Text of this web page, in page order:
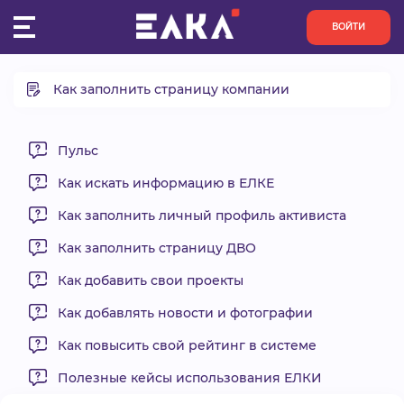
ВОЙТИ
ПУЛЬС
КОНКУРСЫ
ОРГАНИЗАЦИИ
АКТИВИСТЫ
ПРОЕКТЫ
БАЗА ЗНАНИЙ
Как заполнить страницу компании
Основная информация об организации
Статус ИОПУ
Активы
Пульс
Как искать информацию в ЕЛКЕ
Как заполнить личный профиль активиста
Как заполнить страницу ДВО
Как добавить свои проекты
Как добавлять новости и фотографии
Как повысить свой рейтинг в системе
Полезные кейсы использования ЕЛКИ